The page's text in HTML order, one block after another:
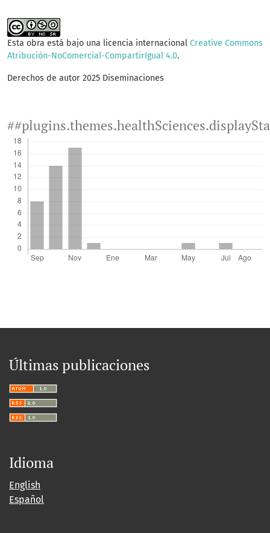
Esta obra está bajo una licencia internacional Creative Commons
Atribución-NoComercial-CompartirIgual 4.0.
Derechos de autor 2025 Diseminaciones
Últimas publicaciones
Idioma
English
Español